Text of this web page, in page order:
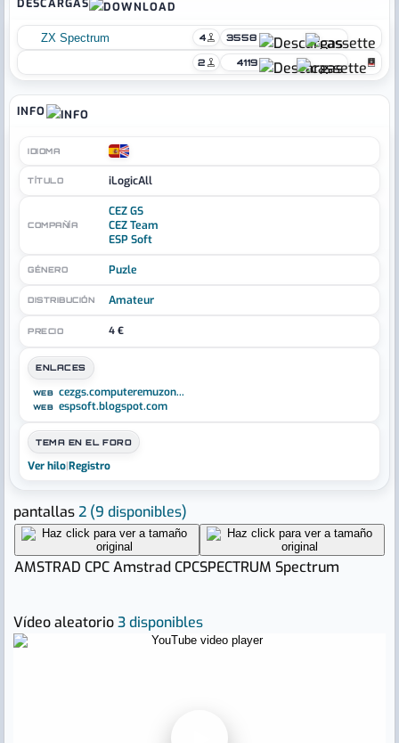
pantallas2 (9 disponibles)
AMSTRAD CPCAmstrad CPCSPECTRUM Spectrum
Vídeo aleatorio3 disponibles
DESCARGAS
ZX Spectrum 4 3558
2 4119
INFO
IDIOMA
TÍTULO iLogicAll
COMPAÑÍA
CEZ GS
CEZ Team
ESP Soft
GÉNERO Puzle
DISTRIBUCIÓN Amateur
PRECIO 4 €
ENLACES
WEB cezgs.computeremuzon...
WEB espsoft.blogspot.com
TEMA EN EL FORO
Ver hilo|Registro